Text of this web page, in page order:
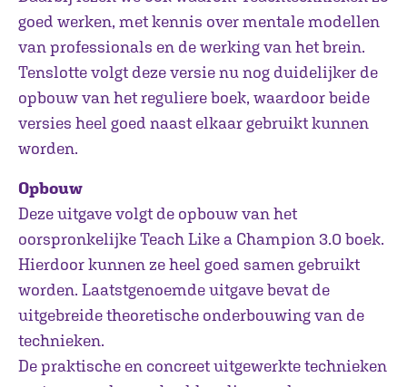
goed werken, met kennis over mentale modellen
van professionals en de werking van het brein.
Tenslotte volgt deze versie nu nog duidelijker de
opbouw van het reguliere boek, waardoor beide
versies heel goed naast elkaar gebruikt kunnen
worden.
Opbouw
Deze uitgave volgt de opbouw van het
oorspronkelijke Teach Like a Champion 3.0 boek.
Hierdoor kunnen ze heel goed samen gebruikt
worden. Laatstgenoemde uitgave bevat de
uitgebreide theoretische onderbouwing van de
technieken.
De praktische en concreet uitgewerkte technieken